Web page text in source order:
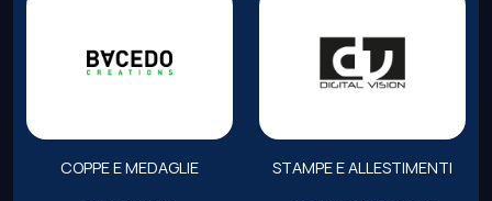
COPPE E MEDAGLIE STAMPE E ALLESTIMENTI